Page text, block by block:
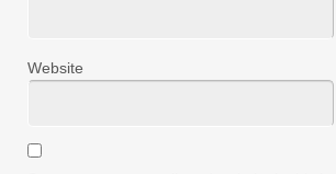
Website